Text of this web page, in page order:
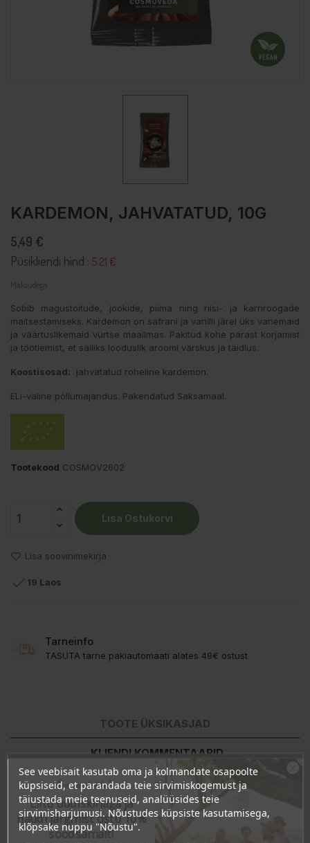
KARDEMON, JAHVATATUD, 10G
5,49 €
Püsikliendi hind : 5.21 €
Maksudega
Sobib magustoitude, jookide, piima ning riisi- ja karriroogade
maitsestamiseks. Kardemon on safrani ja vanilli järel üks vanemaid
ja väärtuslikemaid vürtse maailmas. Pakitud kohe pärast korjamist
ja töötlemist, et säiliks looduslik aroomi värskus ja täidlus.
Koostisosad: jahvatatud roheline kardemon.
ELi-väline põllumajandus. Pakendatud Saksamaal.
Tootekood COSMOV2602
Lisa Ostukorvi
Lisa soovinimekirja
 19 Laos
Tarneinfo
TASUTA tarne pakiautomaati alates 49€ ostust
TOOTE ÜKSIKASJAD
KLIENDI KOMMENTAARID
See veebisait kasutab oma ja kolmandate osapoolte
küpsiseid, et parandada teie sirvimiskogemust ja
täiustada meie teenuseid, analüüsides teie
sirvimisharjumusi. Nõustudes küpsiste kasutamisega,
klõpsake nuppu "Nõustu".
Ära veel lahku!
Liitu uudiskirjaga ja
naudi järgmist ostu 10%
soodsamalt!